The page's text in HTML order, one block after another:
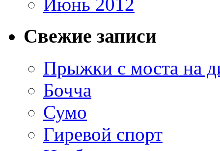
Июнь 2012
Свежие записи
Прыжки с моста на
Бочча
Сумо
Гиревой спорт